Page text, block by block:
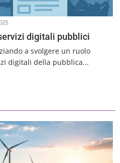
digitali pubblici
a svolgere un ruolo
digitali della pubblica...